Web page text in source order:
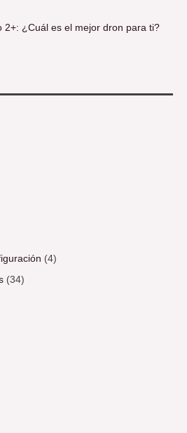
2+: ¿Cuál es el mejor dron para ti?
(4)
(34)